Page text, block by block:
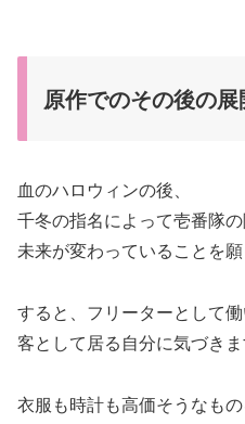
原作でのその後の展
血のハロウィンの後、
千冬の指名によって壱番隊
未来が変わっていることを
すると、フリーターとして
客として居る自分に気づきま
衣服も時計も高価そうなも